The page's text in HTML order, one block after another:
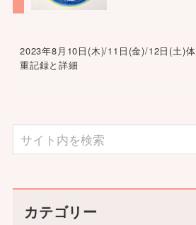
2023年8月10日(木)/11日(金)/12日(土)体
重記録と詳細
カテゴリー